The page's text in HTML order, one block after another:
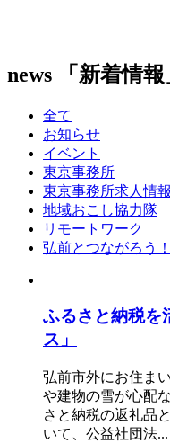
news 「新着情
全て
お知らせ
イベント
東京事務所
東京事務所求人情報
地域おこし協力隊
リモートワーク
弘前とつながろう！
ふるさと納税を
ス」
弘前市外にお住ま
や建物の雪が心配
さと納税の返礼品
いて、公益社団法...